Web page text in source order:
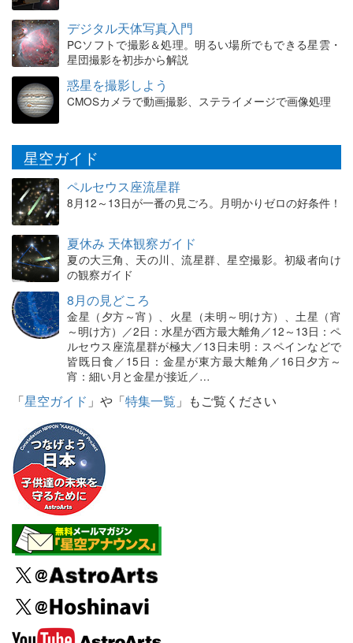
デジタル天体写真入門
PCソフトで撮影＆処理。明るい場所でもできる星雲・
星団撮影を初歩から解説
惑星を撮影しよう
CMOSカメラで動画撮影、ステライメージで画像処理
星空ガイド
ペルセウス座流星群
8月12～13日が一番の見ごろ。月明かりゼロの好条件！
夏休み 天体観察ガイド
夏の大三角、天の川、流星群、星空撮影。初級者向け
の観察ガイド
8月の見どころ
金星（夕方～宵）、火星（未明～明け方）、土星（宵
～明け方）／2日：水星が西方最大離角／12～13日：ペ
ルセウス座流星群が極大／13日未明：スペインなどで
皆既日食／15日：金星が東方最大離角／16日夕方～
宵：細い月と金星が接近／…
「星空ガイド 」や「特集一覧 」もご覧ください